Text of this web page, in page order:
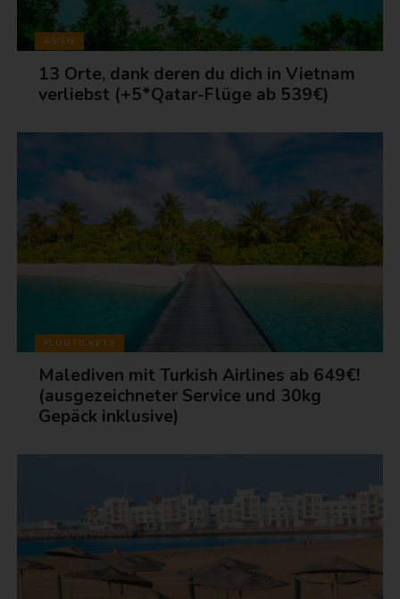
ASIEN
13 Orte, dank deren du dich in Vietnam
verliebst (+5*Qatar-Flüge ab 539€)
FLUGTICKETS
Malediven mit Turkish Airlines ab 649€!
(ausgezeichneter Service und 30kg
Gepäck inklusive)